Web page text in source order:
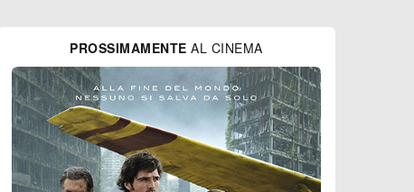
PROSSIMAMENTE AL CINEMA